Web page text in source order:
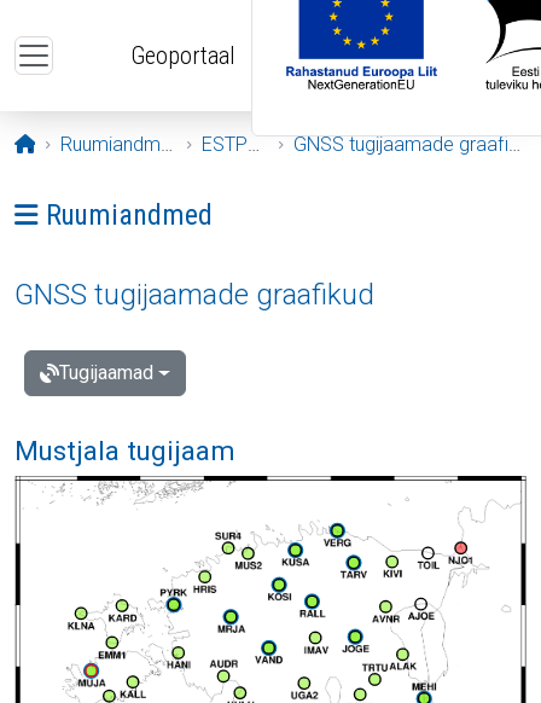
Geoportaal
Avaleht
Ruumiandmed ESTPOS GNSS tugijaamade graafikud
Ava menüü: Ruumiandmed
Ruumiandmed
GNSS tugijaamade graafikud
Tugijaamad
Mustjala tugijaam